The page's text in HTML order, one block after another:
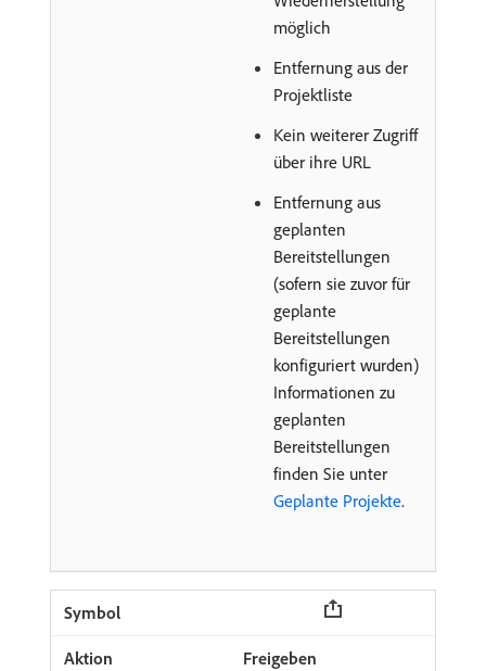
möglich
Entfernung aus der
Projektliste
Kein weiterer Zugriff
über ihre URL
Entfernung aus
geplanten
Bereitstellungen
(sofern sie zuvor für
geplante
Bereitstellungen
konfiguriert wurden)
Informationen zu
geplanten
Bereitstellungen
finden Sie unter
Geplante Projekte.
Freigeben